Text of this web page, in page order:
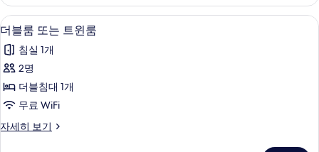
두
보
기
리
룸
자
세
히
기
더
블
룸
또
는
윈
4
더블룸 또는 트윈룸
침실 1개
2명
더블침대 1개
무료 WiFi
자세히 보기
더